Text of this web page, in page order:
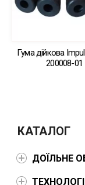
Гума дійкова
200008-01
КАТАЛОГ
ДОЇЛЬНЕ